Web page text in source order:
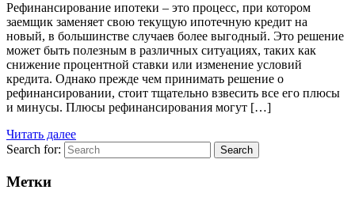
Рефинансирование ипотеки – это процесс, при котором
заемщик заменяет свою текущую ипотечную кредит на
новый, в большинстве случаев более выгодный. Это решение
может быть полезным в различных ситуациях, таких как
снижение процентной ставки или изменение условий
кредита. Однако прежде чем принимать решение о
рефинансировании, стоит тщательно взвесить все его плюсы
и минусы. Плюсы рефинансирования могут […]
Читать далее
Search for:
Search
Метки